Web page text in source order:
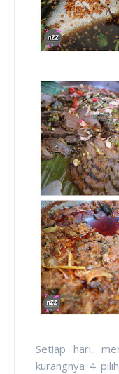
Setiap hari,
kurangnya 4